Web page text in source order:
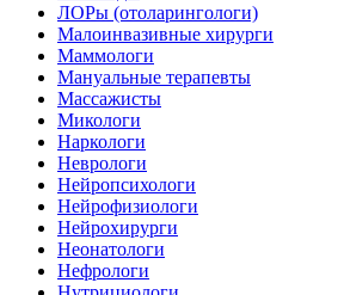
ЛОРы (отоларингологи)
Малоинвазивные хирурги
Маммологи
Мануальные терапевты
Массажисты
Микологи
Наркологи
Неврологи
Нейропсихологи
Нейрофизиологи
Нейрохирурги
Неонатологи
Нефрологи